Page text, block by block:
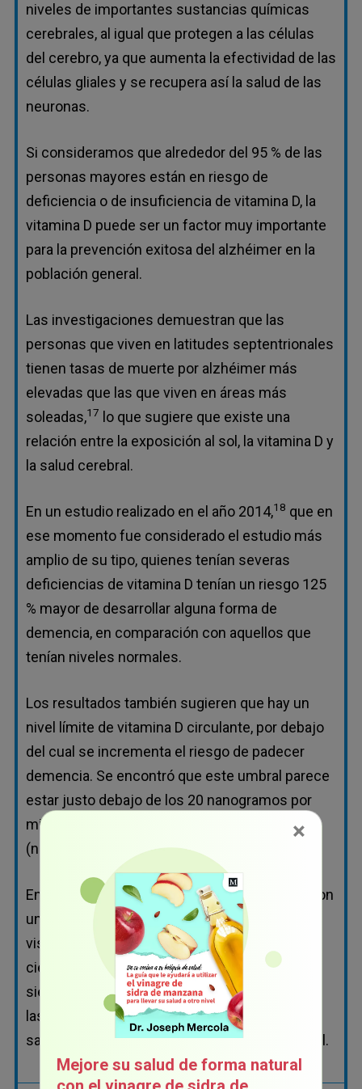
niveles de importantes sustancias químicas
cerebrales, al igual que protegen a las células
del cerebro, ya que aumenta la efectividad de las
células gliales y se recupera así la salud de las
neuronas.
Si consideramos que alrededor del 95 % de las
personas mayores están en riesgo de
deficiencia o de insuficiencia de vitamina D, la
vitamina D puede ser un factor muy importante
para la prevención exitosa del alzhéimer en la
población general.
Las investigaciones demuestran que las
personas que viven en latitudes septentrionales
tienen tasas de muerte por alzhéimer más
elevadas que las que viven en áreas más
soleadas,17
lo que sugiere que existe una
relación entre la exposición al sol, la vitamina D y
la salud cerebral.
En un estudio realizado en el año 2014,18 que en
ese momento fue considerado el estudio más
amplio de su tipo, quienes tenían severas
deficiencias de vitamina D tenían un riesgo 125
% mayor de desarrollar alguna forma de
demencia, en comparación con aquellos que
tenían niveles normales.
Los resultados también sugieren que hay un
nivel límite de vitamina D circulante, por debajo
del cual se incrementa el riesgo de padecer
demencia. Se encontró que este umbral parece
estar justo debajo de los 20 nanogramos por
mililitro (ng/ml) o 50 nanomoles por litro
(nmol/L) para las personas en Europa.
En general, los niveles más altos se asocian con
una mejor salud cerebral. Con base en una
visión más amplia de los conocimientos
científicos disponibles, tener 20 ng/ml sigue
siendo un nivel demasiado bajo. La mayoría de
las investigaciones sugieren que el rango
saludable se encuentra entre los 40 y 60 ng/ml.
×
Mejore su salud de forma natural